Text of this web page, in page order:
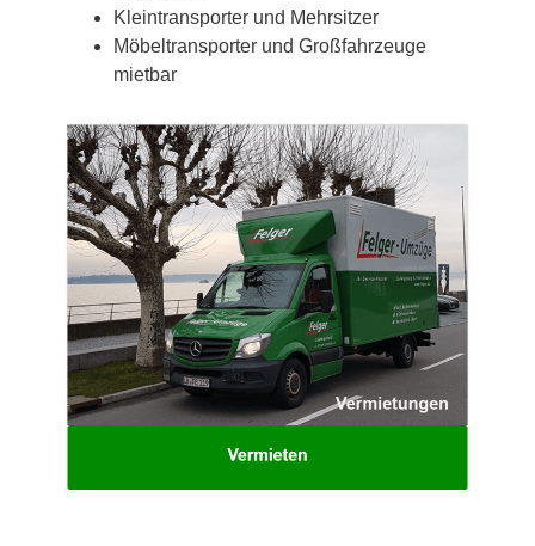
Kleintransporter und Mehrsitzer
Möbeltransporter und Großfahrzeuge
mietbar